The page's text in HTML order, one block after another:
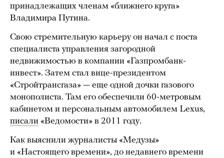
принадлежащих членам «ближнего круга»
Владимира Путина.
Свою стремительную карьеру он начал с поста
специалиста управления загородной
недвижимостью в компании «Газпромбанк-
инвест». Затем стал вице-президентом
«Стройтрансгаза» — еще одной дочки газового
монополиста. Там его обеспечили 60-метровым
кабинетом и персональным автомобилем Lexus,
писали «Ведомости» в 2011 году.
Как выяснили журналисты «Медузы»
и «Настоящего времени», до недавнего времени